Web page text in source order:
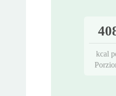
kcal